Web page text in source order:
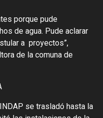
porque pude
de agua. Pude aclarar
a proyectos”,
de la comuna de
se trasladó hasta la